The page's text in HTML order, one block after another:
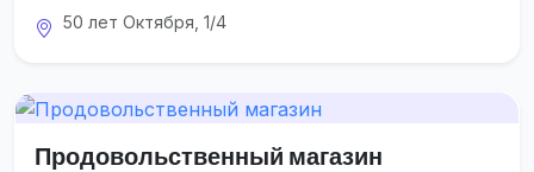
50 лет Октября, 1/4
Продовольственный магазин